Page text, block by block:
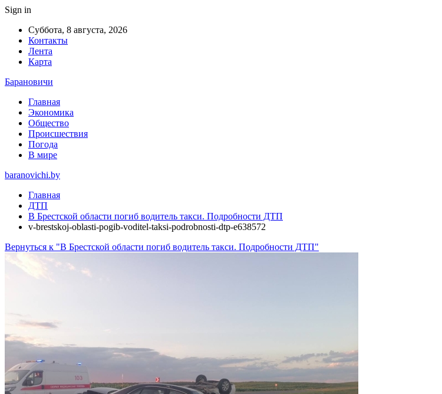
Sign in
Суббота, 8 августа, 2026
Контакты
Лента
Карта
Барановичи
Главная
Экономика
Общество
Происшествия
Погода
В мире
baranovichi.by
Главная
ДТП
В Брестской области погиб водитель такси. Подробности ДТП
v-brestskoj-oblasti-pogib-voditel-taksi-podrobnosti-dtp-e638572
Вернуться к "В Брестской области погиб водитель такси. Подробности ДТП"